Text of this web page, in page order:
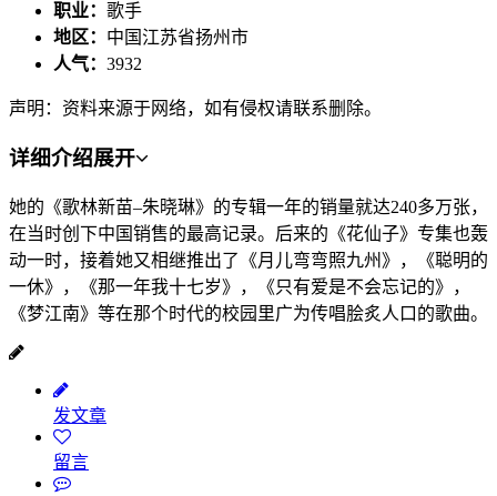
职业： 歌手
地区： 中国江苏省扬州市
人气： 3932
声明：资料来源于网络，如有侵权请联系删除。
详细介绍展开
她的《歌林新苗–朱晓琳》的专辑一年的销量就达240多万张，
在当时创下中国销售的最高记录。后来的《花仙子》专集也轰
动一时，接着她又相继推出了《月儿弯弯照九州》，《聪明的
一休》，《那一年我十七岁》，《只有爱是不会忘记的》，
《梦江南》等在那个时代的校园里广为传唱脍炙人口的歌曲。
发文章
留言